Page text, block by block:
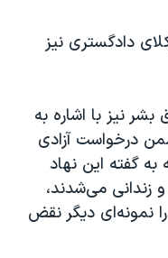
دادگستری نیز
نیز با اشاره به
درخواست آزادی
گفته این نهاد
زندانی می‌شدند،‌
نمونه‌ای دیگر نقض